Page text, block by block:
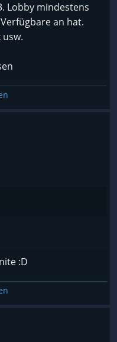
Lobby mindestens
an hat.
usw.
:D